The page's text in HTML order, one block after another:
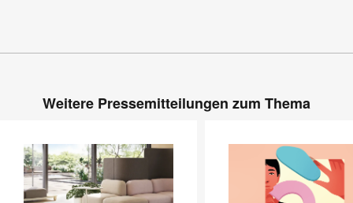
Weitere Pressemitteilungen zum Thema